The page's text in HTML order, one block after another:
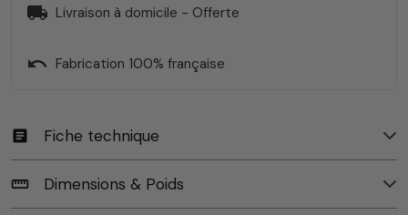
local_shipping Livraison à domicile - Offerte
undo Fabrication 100% française
article Fiche technique
straighten Dimensions & Poids